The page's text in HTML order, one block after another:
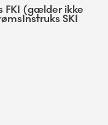
FKI (gælder ikke
SKI